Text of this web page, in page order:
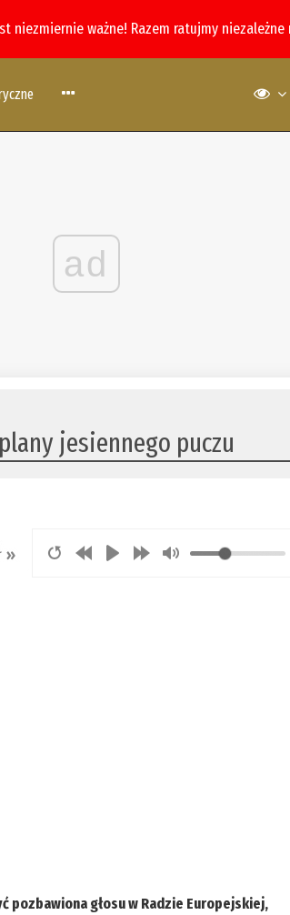
niezmiernie ważne! Razem ratujmy
ad
jesiennego puczu
pozbawiona głosu w Radzie Europejskiej,